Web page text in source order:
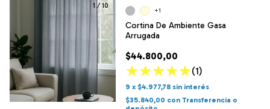
1 /10
Cortina De Ambiente Gasa
Arrugada
$44.800,00
(1)
9 x $4.977,78 sin interés
$35.840,00 con Transferencia o
+1